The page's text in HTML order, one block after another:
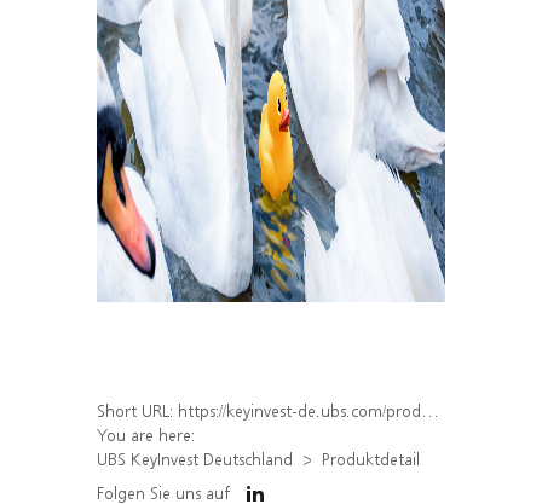
Short URL: https://keyinvest-de.ubs.com/produkt/detail/index/isin/DE000WA80D51
You are here:
UBS KeyInvest Deutschland
Produktdetail
Folgen Sie uns auf